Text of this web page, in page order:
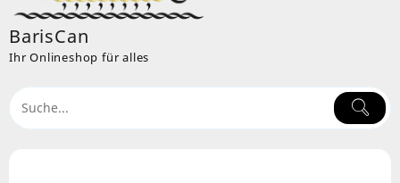
BarisCan
Ihr Onlineshop für alles